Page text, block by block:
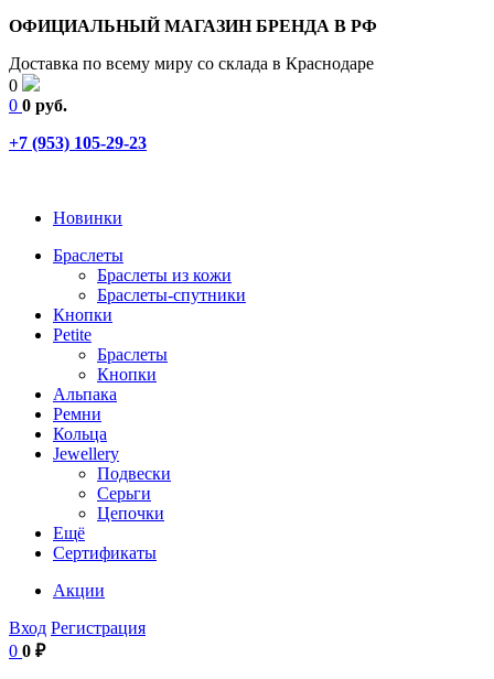
ОФИЦИАЛЬНЫЙ МАГАЗИН БРЕНДА В РФ
Доставка по всему миру со склада в Краснодаре
0
0 0 руб.
+7 (953) 105-29-23
Новинки
Браслеты
Браслеты из кожи
Браслеты-спутники
Кнопки
Petite
Браслеты
Кнопки
Альпака
Ремни
Кольца
Jewellery
Подвески
Серьги
Цепочки
Ещё
Сертификаты
Акции
Вход Регистрация
0 0 ₽